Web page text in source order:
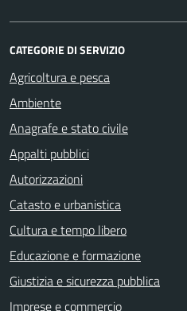
CATEGORIE DI SERVIZIO
Agricoltura e pesca
Ambiente
Anagrafe e stato civile
Appalti pubblici
Autorizzazioni
Catasto e urbanistica
Cultura e tempo libero
Educazione e formazione
Giustizia e sicurezza pubblica
Imprese e commercio